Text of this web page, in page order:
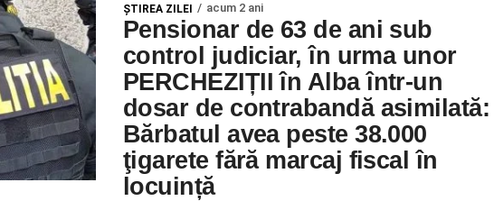
ŞTIREA ZILEI acum 2 ani
Pensionar de 63 de ani sub
control judiciar, în urma unor
PERCHEZIȚII în Alba într-un
dosar de contrabandă asimilată:
Bărbatul avea peste 38.000
ţigarete fără marcaj fiscal în
locuință